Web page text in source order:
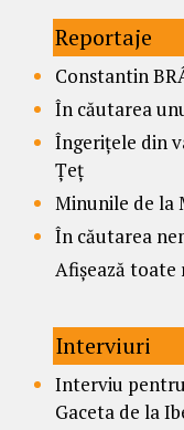
Reportaje
Constantin
În căutarea
Îngerițele din
Țeț
Minunile de la
În căutarea
Afișează
Interviuri
Interviu
Gaceta de la